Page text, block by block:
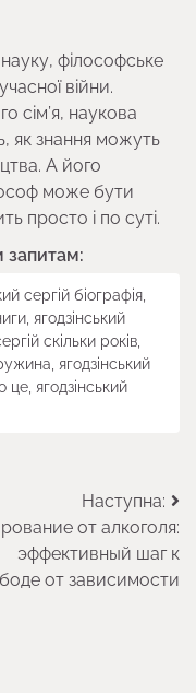
філософське
війни.
сім’я, наукова
як знання можуть
А його
може бути
просто і по суті.
запитам:
сергій біографія,
ягодзінський
скільки років,
ягодзінський
це, ягодзінський
Наступна:
от алкоголя:
эффективный шаг к
от зависимости